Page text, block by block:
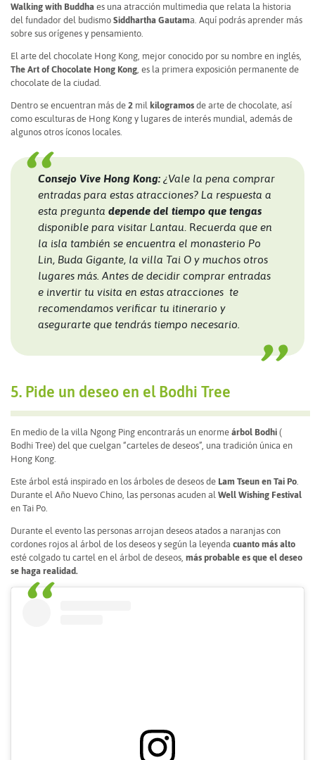
Walking with Buddha es una atracción multimedia que relata la historia
del fundador del budismo Siddhartha Gautama. Aquí podrás aprender más
sobre sus orígenes y pensamiento.
El arte del chocolate Hong Kong, mejor conocido por su nombre en inglés,
The Art of Chocolate Hong Kong , es la primera exposición permanente de
chocolate de la ciudad.
Dentro se encuentran más de 2 mil kilogramos de arte de chocolate, así
como esculturas de Hong Kong y lugares de interés mundial, además de
algunos otros íconos locales.
Consejo Vive Hong Kong: ¿Vale la pena comprar
entradas para estas atracciones? La respuesta a
esta pregunta depende del tiempo que tengas
disponible para visitar Lantau . Recuerda que en
la isla también se encuentra el monasterio Po
Lin, Buda Gigante, la villa Tai O y muchos otros
lugares más. Antes de decidir comprar entradas
e invertir tu visita en estas atracciones te
recomendamos verificar tu itinerario y
asegurarte que tendrás tiempo necesario.
5. Pide un deseo en el Bodhi Tree
En medio de la villa Ngong Ping encontrarás un enorme árbol Bodhi (
Bodhi Tree) del que cuelgan “carteles de deseos”, una tradición única en
Hong Kong.
Este árbol está inspirado en los árboles de deseos de Lam Tseun en Tai Po
Durante el Año Nuevo Chino, las personas acuden al Well Wishing Festival
en Tai Po.
Durante el evento las personas arrojan deseos atados a naranjas con
cordones rojos al árbol de los deseos y según la leyenda cuanto más alto
esté colgado tu cartel en el árbol de deseos, más probable es que el deseo
se haga realidad.